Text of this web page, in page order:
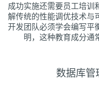
成功实施还需要员工培训
解传统的性能调优技术与
开发团队必须学会编写平
明，这种教育成分通
数据库管